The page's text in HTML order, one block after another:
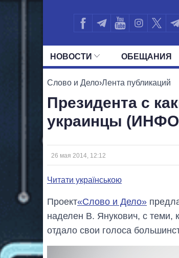
НОВОСТИ ОБЕЩАНИЯ
ВСЕ ПОЛИТИКИ
Слово и Дело›Лента публикаций
Президента с
украинцы
26 мая 2014, 12:12
Читати українською
Проект«Слово и Дело»
наделен В. Янукович, с теми,
отдало свои голоса